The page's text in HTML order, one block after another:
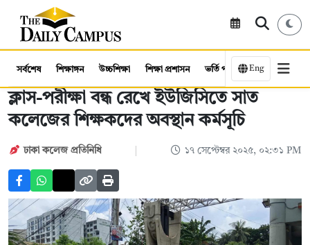
সর্বশেষ শিক্ষাঙ্গন উচ্চশিক্ষা শিক্ষা প্রশাসন ভর্তি পরীক্ষা কর্মসংস্থান
Eng
ক্লাস-পরীক্ষা বন্ধ রেখে ইউজিসিতে সাত
কলেজের শিক্ষকদের অবস্থান কর্মসূচি
ঢাকা কলেজ প্রতিনিধি ১৭ সেপ্টেম্বর ২০২৫, ০২:৩১ PM